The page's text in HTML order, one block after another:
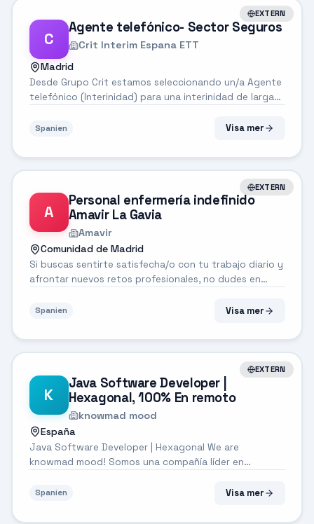
EXTERN
C
Agente telefónico- Sector Seguros
Crit Interim Espana ETT
Madrid
Desde Grupo Crit estamos seleccionando un/a Agente
telefónico (Interinidad) para una interinidad de larga
seguros ubicada en zona norte de Madrid. Misión del
Spanien Visa mer
EXTERN
A
Personal enfermería indefinido
Amavir La Gavia
Amavir
Comunidad de Madrid
Si buscas sentirte satisfecha/o con tu trabajo diario y
afrontar nuevos retos profesionales, no dudes en
Apostamos por el talento, la calidad humana, la
Spanien Visa mer
EXTERN
K
Java Software Developer |
Hexagonal, 100% En remoto
knowmad mood
España
Java Software Developer | Hexagonal We are
knowmad mood! Somos una compañía líder en
vanguardia de la tecnología. Nacimos para provocar
Spanien Visa mer